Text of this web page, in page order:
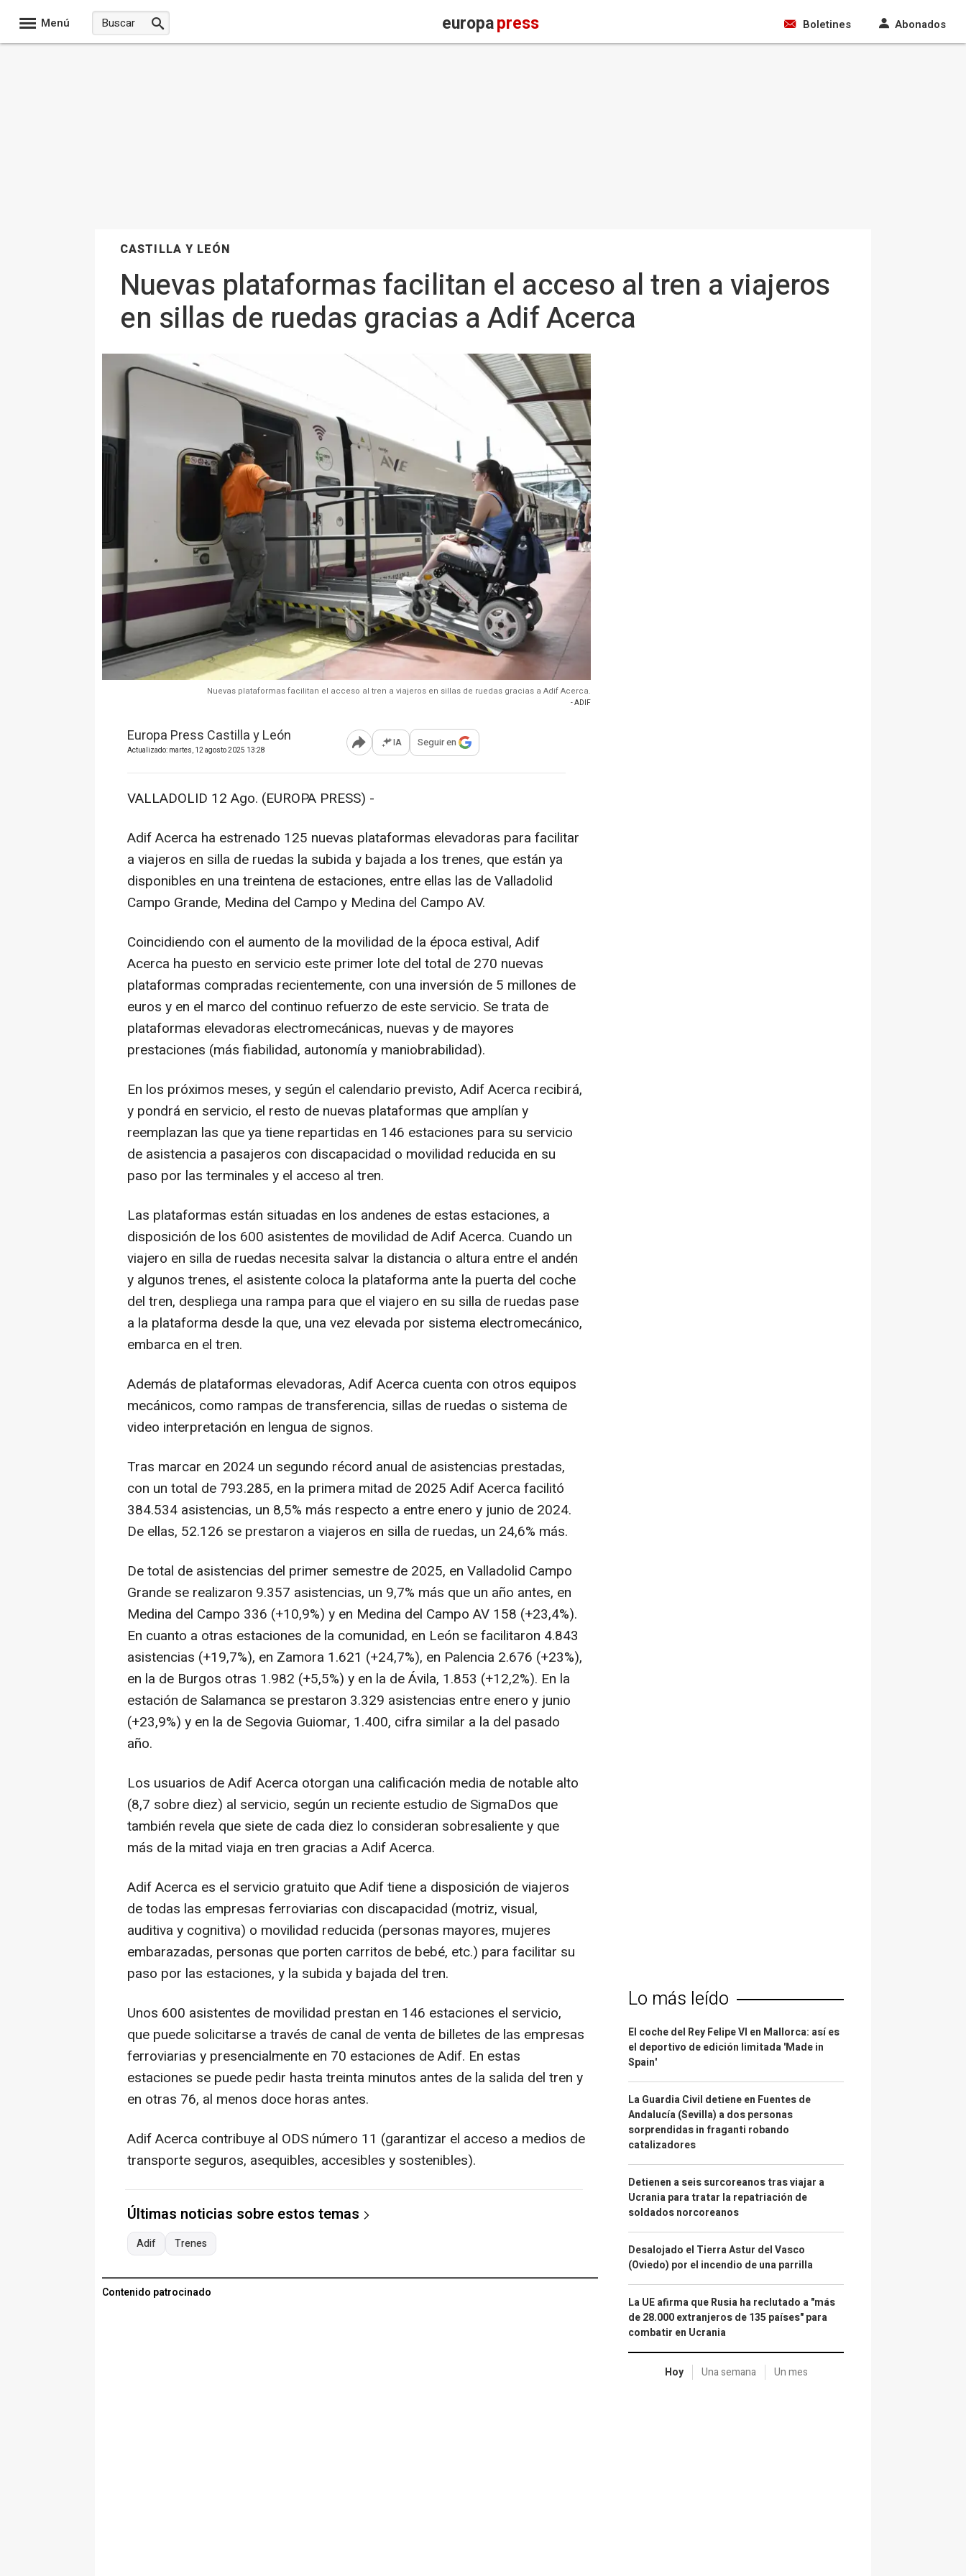
Menú europapress Boletines Abonados
CASTILLA Y LEÓN
Nuevas plataformas facilitan el acceso al tren a viajeros
en sillas de ruedas gracias a Adif Acerca
Nuevas plataformas facilitan el acceso al tren a viajeros en sillas de ruedas gracias a Adif Acerca.
- ADIF
Europa Press Castilla y León
Actualizado: martes, 12 agosto 2025 13:28 Abrir opciones para compartir
IA Seguir en
VALLADOLID 12 Ago. (EUROPA PRESS) -
Adif Acerca ha estrenado 125 nuevas plataformas elevadoras para facilitar
a viajeros en silla de ruedas la subida y bajada a los trenes, que están ya
disponibles en una treintena de estaciones, entre ellas las de Valladolid
Campo Grande, Medina del Campo y Medina del Campo AV.
Coincidiendo con el aumento de la movilidad de la época estival, Adif
Acerca ha puesto en servicio este primer lote del total de 270 nuevas
plataformas compradas recientemente, con una inversión de 5 millones de
euros y en el marco del continuo refuerzo de este servicio. Se trata de
plataformas elevadoras electromecánicas, nuevas y de mayores
prestaciones (más fiabilidad, autonomía y maniobrabilidad).
En los próximos meses, y según el calendario previsto, Adif Acerca recibirá,
y pondrá en servicio, el resto de nuevas plataformas que amplían y
reemplazan las que ya tiene repartidas en 146 estaciones para su servicio
de asistencia a pasajeros con discapacidad o movilidad reducida en su
paso por las terminales y el acceso al tren.
Las plataformas están situadas en los andenes de estas estaciones, a
disposición de los 600 asistentes de movilidad de Adif Acerca. Cuando un
viajero en silla de ruedas necesita salvar la distancia o altura entre el andén
y algunos trenes, el asistente coloca la plataforma ante la puerta del coche
del tren, despliega una rampa para que el viajero en su silla de ruedas pase
a la plataforma desde la que, una vez elevada por sistema electromecánico,
embarca en el tren.
Además de plataformas elevadoras, Adif Acerca cuenta con otros equipos
mecánicos, como rampas de transferencia, sillas de ruedas o sistema de
video interpretación en lengua de signos.
Tras marcar en 2024 un segundo récord anual de asistencias prestadas,
con un total de 793.285, en la primera mitad de 2025 Adif Acerca facilitó
384.534 asistencias, un 8,5% más respecto a entre enero y junio de 2024.
De ellas, 52.126 se prestaron a viajeros en silla de ruedas, un 24,6% más.
De total de asistencias del primer semestre de 2025, en Valladolid Campo
Grande se realizaron 9.357 asistencias, un 9,7% más que un año antes, en
Medina del Campo 336 (+10,9%) y en Medina del Campo AV 158 (+23,4%).
En cuanto a otras estaciones de la comunidad, en León se facilitaron 4.843
asistencias (+19,7%), en Zamora 1.621 (+24,7%), en Palencia 2.676 (+23%),
en la de Burgos otras 1.982 (+5,5%) y en la de Ávila, 1.853 (+12,2%). En la
estación de Salamanca se prestaron 3.329 asistencias entre enero y junio
(+23,9%) y en la de Segovia Guiomar, 1.400, cifra similar a la del pasado
año.
Los usuarios de Adif Acerca otorgan una calificación media de notable alto
(8,7 sobre diez) al servicio, según un reciente estudio de SigmaDos que
también revela que siete de cada diez lo consideran sobresaliente y que
más de la mitad viaja en tren gracias a Adif Acerca.
Adif Acerca es el servicio gratuito que Adif tiene a disposición de viajeros
de todas las empresas ferroviarias con discapacidad (motriz, visual,
auditiva y cognitiva) o movilidad reducida (personas mayores, mujeres
embarazadas, personas que porten carritos de bebé, etc.) para facilitar su
paso por las estaciones, y la subida y bajada del tren.
Unos 600 asistentes de movilidad prestan en 146 estaciones el servicio,
que puede solicitarse a través de canal de venta de billetes de las empresas
ferroviarias y presencialmente en 70 estaciones de Adif. En estas
estaciones se puede pedir hasta treinta minutos antes de la salida del tren y
en otras 76, al menos doce horas antes.
Adif Acerca contribuye al ODS número 11 (garantizar el acceso a medios de
transporte seguros, asequibles, accesibles y sostenibles).
Últimas noticias sobre estos temas
Adif Trenes
Contenido patrocinado
Lo más leído
El coche del Rey Felipe VI en Mallorca: así es
el deportivo de edición limitada 'Made in
Spain'
La Guardia Civil detiene en Fuentes de
Andalucía (Sevilla) a dos personas
sorprendidas in fraganti robando
catalizadores
Detienen a seis surcoreanos tras viajar a
Ucrania para tratar la repatriación de
soldados norcoreanos
Desalojado el Tierra Astur del Vasco
(Oviedo) por el incendio de una parrilla
La UE afirma que Rusia ha reclutado a "más
de 28.000 extranjeros de 135 países" para
combatir en Ucrania
Hoy Una semana Un mes